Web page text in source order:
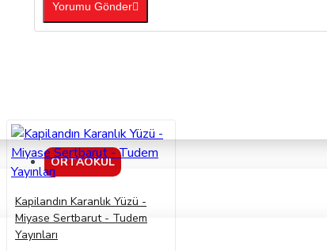
ORTAOKUL
Yorumu Gönder
Kapilandın Karanlık Yüzü -
Miyase Sertbarut - Tudem
Yayınları